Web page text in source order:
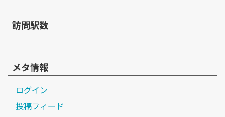
訪問駅数
メタ情報
ログイン
投稿フィード